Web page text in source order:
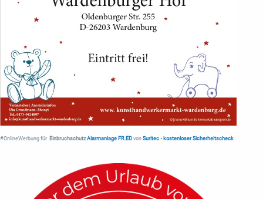
#OnlineWerbung für Einbruchschutz Alarmanlage FR.ED von Suritec • kostenloser Sicherheitscheck